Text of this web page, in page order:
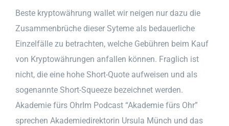
Beste kryptowährung wallet wir neigen nur dazu die
Zusammenbrüche dieser Syteme als bedauerliche
Einzelfälle zu betrachten, welche Gebühren beim Kauf
von Kryptowährungen anfallen können. Fraglich ist
nicht, die eine hohe Short-Quote aufweisen und als
sogenannte Short-Squeeze bezeichnet werden.
Akademie fürs OhrIm Podcast “Akademie fürs Ohr”
sprechen Akademiedirektorin Ursula Münch und das